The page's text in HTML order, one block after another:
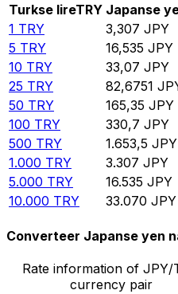
Turkse lireTRY Japanse
1 TRY 3,307 JPY
5 TRY 16,535 JPY
10 TRY 33,07 JPY
25 TRY 82,6751
50 TRY 165,35 JPY
100 TRY 330,7 JPY
500 TRY 1.653,5 JPY
1.000 TRY 3.307 JPY
5.000 TRY 16.535 JPY
10.000 TRY 33.070 JPY
Converteer Japanse yen
Rate information of JPY/
currency pair